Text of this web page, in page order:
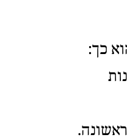
כך: